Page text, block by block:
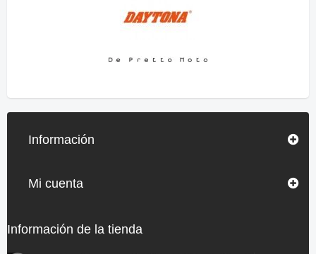
Información
Mi cuenta
Información de la tienda